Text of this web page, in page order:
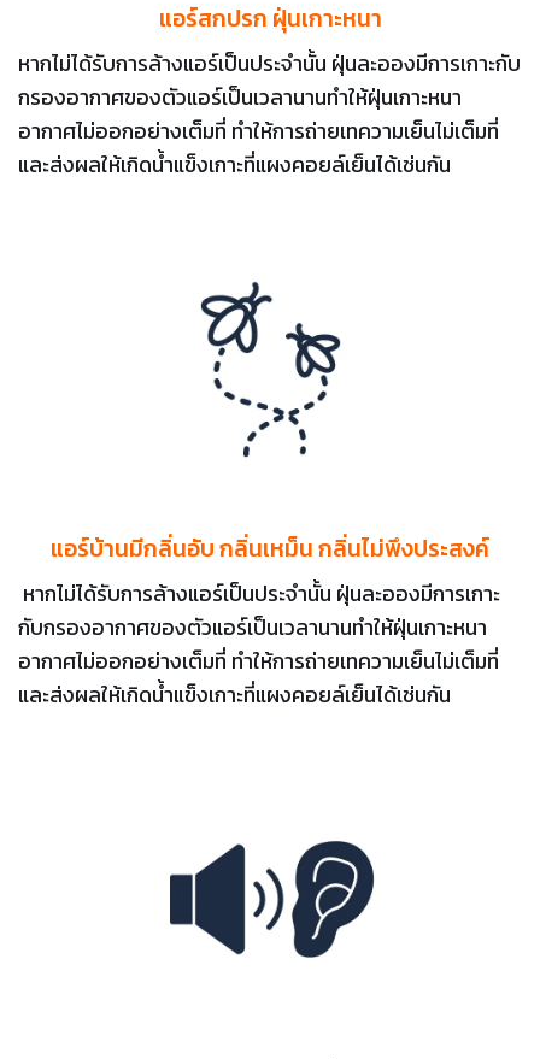
แอร์สกปรก ฝุ่นเกาะหนา
หากไม่ได้รับการล้างแอร์เป็นประจำนั้น ฝุ่นละอองมีการเกาะกับ
กรองอากาศของตัวแอร์เป็นเวลานานทำให้ฝุ่นเกาะหนา
อากาศไม่ออกอย่างเต็มที่ ทำให้การถ่ายเทความเย็นไม่เต็มที่
และส่งผลให้เกิดน้ำแข็งเกาะที่แผงคอยล์เย็นได้เช่นกัน
แอร์บ้านมีกลิ่นอับ กลิ่นเหม็น กลิ่นไม่พึงประสงค์
หากไม่ได้รับการล้างแอร์เป็นประจำนั้น ฝุ่นละอองมีการเกาะ
กับกรองอากาศของตัวแอร์เป็นเวลานานทำให้ฝุ่นเกาะหนา
อากาศไม่ออกอย่างเต็มที่ ทำให้การถ่ายเทความเย็นไม่เต็มที่
และส่งผลให้เกิดน้ำแข็งเกาะที่แผงคอยล์เย็นได้เช่นกัน